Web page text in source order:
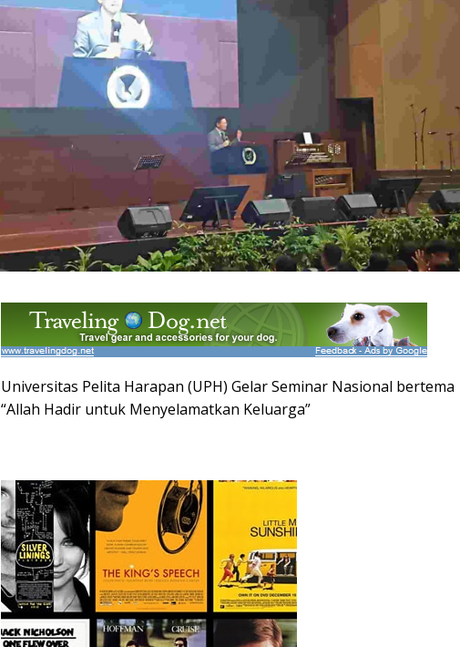
Universitas Pelita Harapan (UPH) Gelar Seminar Nasional bertema
“Allah Hadir untuk Menyelamatkan Keluarga”